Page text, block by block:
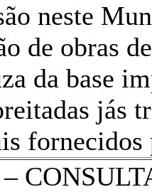
neste
de obras
da base
jás
fornecidos